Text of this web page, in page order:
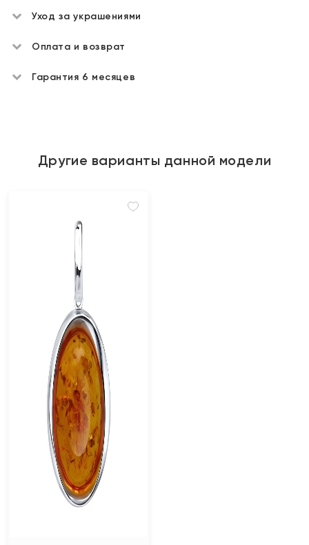
Уход за украшениями
Оплата и возврат
Гарантия 6 месяцев
Другие варианты данной модели